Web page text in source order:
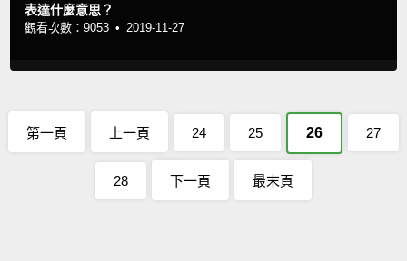
表達什麼意思？
觀看次數：9053 • 2019-11-27
第一頁 上一頁 24 25 26 27
28 下一頁 最末頁